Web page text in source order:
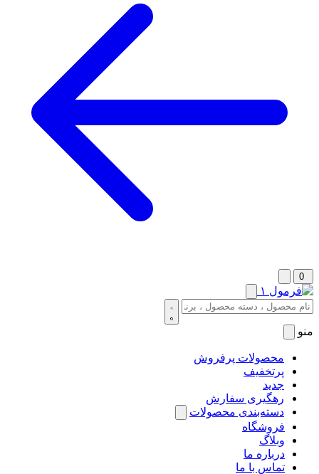
0
منو
محصولات پرفروش
پرتخفیف
جدید
رهگیری سفارش
دسته‌بندی محصولات
فروشگاه
وبلاگ
درباره ما
تماس با ما